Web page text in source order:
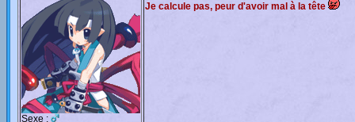
Sexe :
Je calcule pas, peur d'avoir mal à la tête